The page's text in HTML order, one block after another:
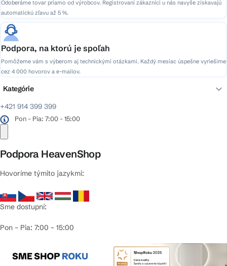
Odoberáme tovar priamo od výrobcov. Registrovaní zákazníci u nás navyše získavajú
automatickú zľavu až 5 %.
Podpora, na ktorú je spoľah
Pomôžeme vám s výberom aj technickými otázkami. Každý mesiac úspešne vyriešime
cez 4 000 hovorov a e-mailov.
+421 914 399 399
Pon - Pia: 7:00 - 15:00
Podpora HeavenShop
Hovoríme týmito jazykmi:
Sme dostupní:
Pon – Pia: 7:00 – 15:00
Kategórie